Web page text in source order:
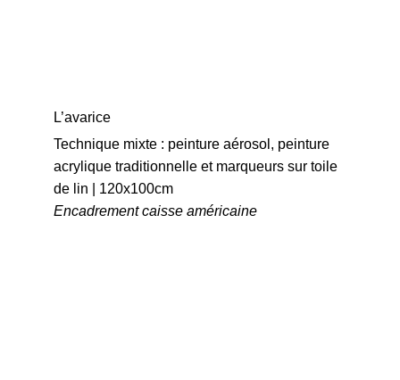
L’avarice
Technique mixte : peinture aérosol, peinture
acrylique traditionnelle et marqueurs sur toile
de lin | 120x100cm
Encadrement caisse américaine